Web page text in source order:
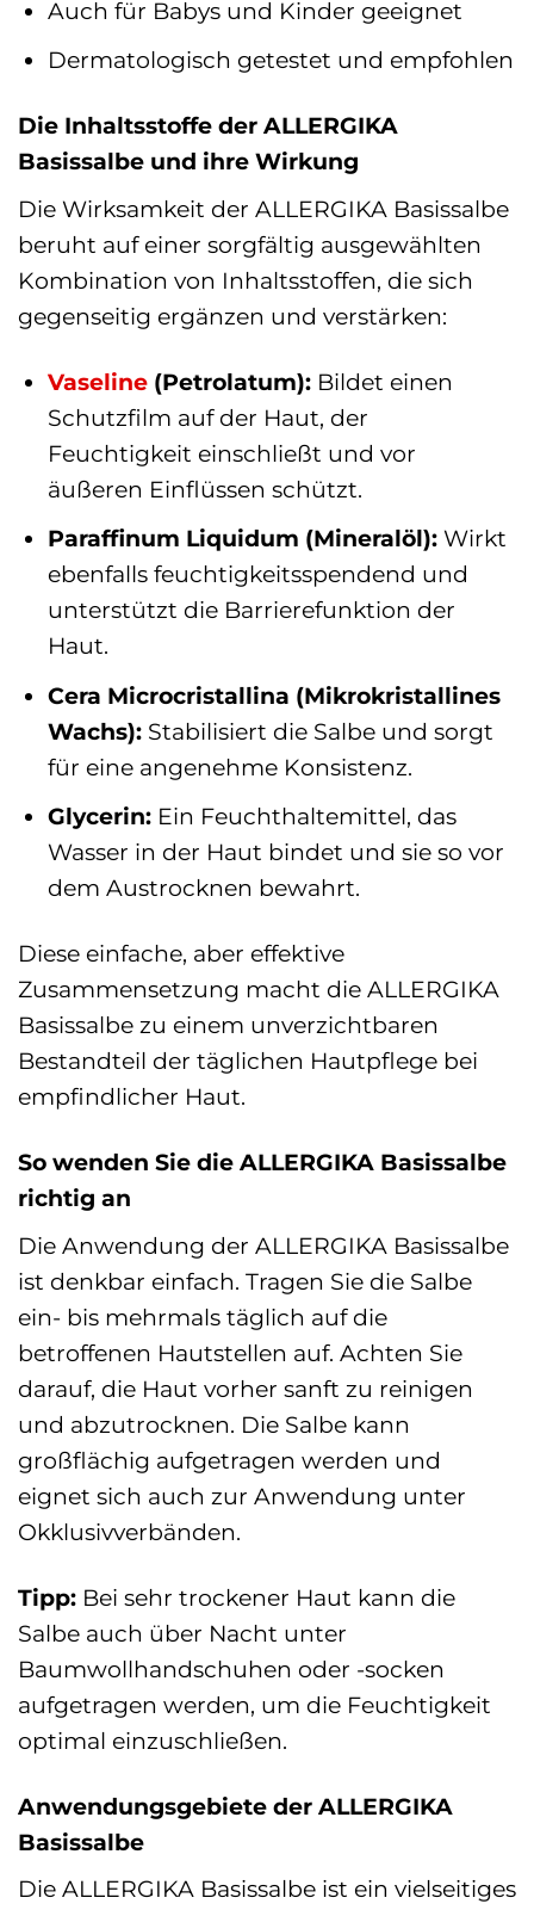
Auch für Babys und Kinder geeignet
Dermatologisch getestet und empfohlen
Die Inhaltsstoffe der ALLERGIKA
Basissalbe und ihre Wirkung
Die Wirksamkeit der ALLERGIKA Basissalbe
beruht auf einer sorgfältig ausgewählten
Kombination von Inhaltsstoffen, die sich
gegenseitig ergänzen und verstärken:
Vaseline(Petrolatum):Bildet einen
Schutzfilm auf der Haut, der
Feuchtigkeit einschließt und vor
äußeren Einflüssen schützt.
Paraffinum Liquidum (Mineralöl):Wirkt
ebenfalls feuchtigkeitsspendend und
unterstützt die Barrierefunktion der
Haut.
Cera Microcristallina (Mikrokristallines
Wachs):Stabilisiert die Salbe und sorgt
für eine angenehme Konsistenz.
Glycerin:Ein Feuchthaltemittel, das
Wasser in der Haut bindet und sie so vor
dem Austrocknen bewahrt.
Diese einfache, aber effektive
Zusammensetzung macht die ALLERGIKA
Basissalbe zu einem unverzichtbaren
Bestandteil der täglichen Hautpflege bei
empfindlicher Haut.
So wenden Sie die ALLERGIKA Basissalbe
richtig an
Die Anwendung der ALLERGIKA Basissalbe
ist denkbar einfach. Tragen Sie die Salbe
ein- bis mehrmals täglich auf die
betroffenen Hautstellen auf. Achten Sie
darauf, die Haut vorher sanft zu reinigen
und abzutrocknen. Die Salbe kann
großflächig aufgetragen werden und
eignet sich auch zur Anwendung unter
Okklusivverbänden.
Tipp: Bei sehr trockener Haut kann die
Salbe auch über Nacht unter
Baumwollhandschuhen oder -socken
aufgetragen werden, um die Feuchtigkeit
optimal einzuschließen.
Anwendungsgebiete der ALLERGIKA
Basissalbe
Die ALLERGIKA Basissalbe ist ein vielseitiges